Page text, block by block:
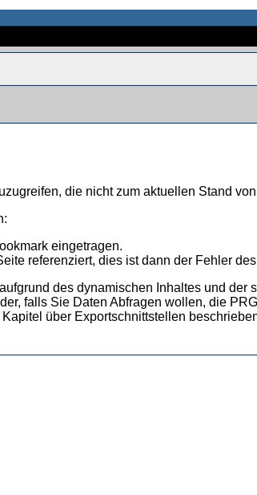
die nicht zum aktuellen Stand von
eingetragen.
referenziert, dies ist dann der Fehler
des dynamischen Inhaltes und
falls Sie Daten Abfragen wollen, die
über Exportschnittstellen